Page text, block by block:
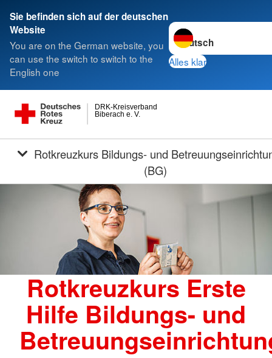
Sie befinden sich auf der deutschen
Website
You are on the German website, you
can use the switch to switch to the
English one
Sprache wechseln zu
Alles klar
Biberach e. V.
DRK-Kreisverband
(BG)
Rotkreuzkurs Erste
Hilfe Bildungs- und